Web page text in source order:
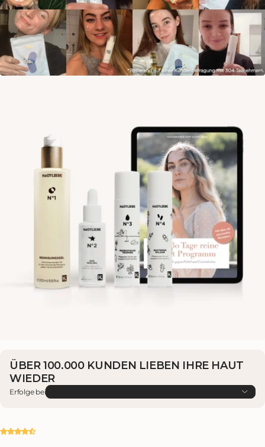
das Medium 8 im Modalmodus
ÜBER 100.000 KUNDEN LIEBEN IHRE HAUT
WIEDER
Erfolge bei